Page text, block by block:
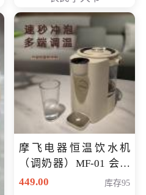
摩飞电器恒温饮水机
（调奶器）MF-01 会员
专享价366元
449.00 库存95